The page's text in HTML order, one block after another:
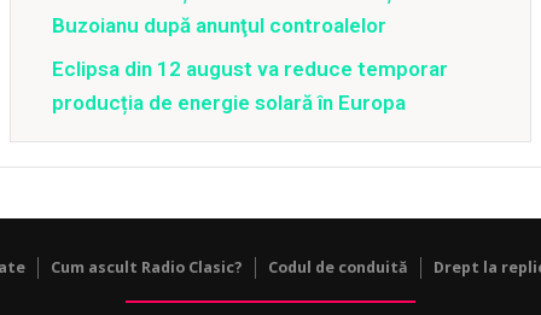
Buzoianu după anunţul controalelor
Eclipsa din 12 august va reduce temporar
producția de energie solară în Europa
Cum ascult Radio Clasic? Codul de conduită Drept la